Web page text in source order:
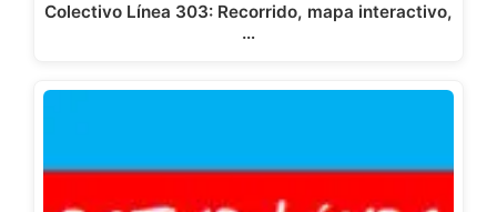
Colectivo Línea 303: Recorrido, mapa interactivo,
…